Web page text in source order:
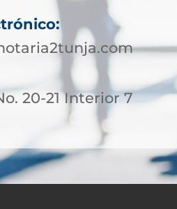
20-21 Interior 7